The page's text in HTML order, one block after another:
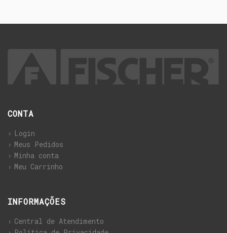
CONTA
Login
Meus Pedidos
Minha conta
Meu Carrinho
INFORMAÇÕES
Central de Atendimento